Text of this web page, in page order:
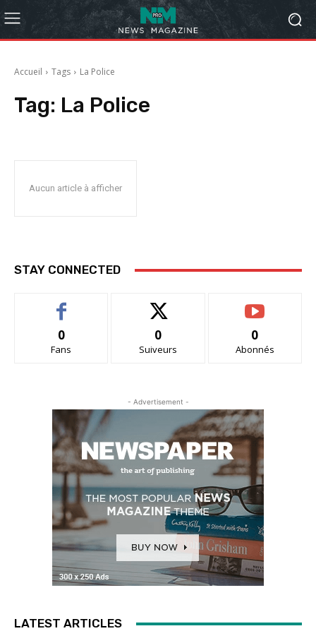
Accueil Tags La Police
Tag: La Police
Aucun article à afficher
STAY CONNECTED
0
Fans
0
Suiveurs
0
Abonnés
- Advertisement -
LATEST ARTICLES